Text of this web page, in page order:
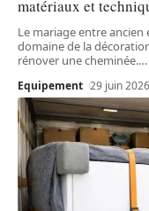
matériaux et
Le mariage entre
domaine de la
rénover une cheminée.…
Equipement 29 juin 2026